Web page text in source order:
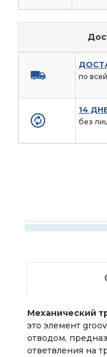
по
14
без
Механический
это элемент
отводом,
ответвления на